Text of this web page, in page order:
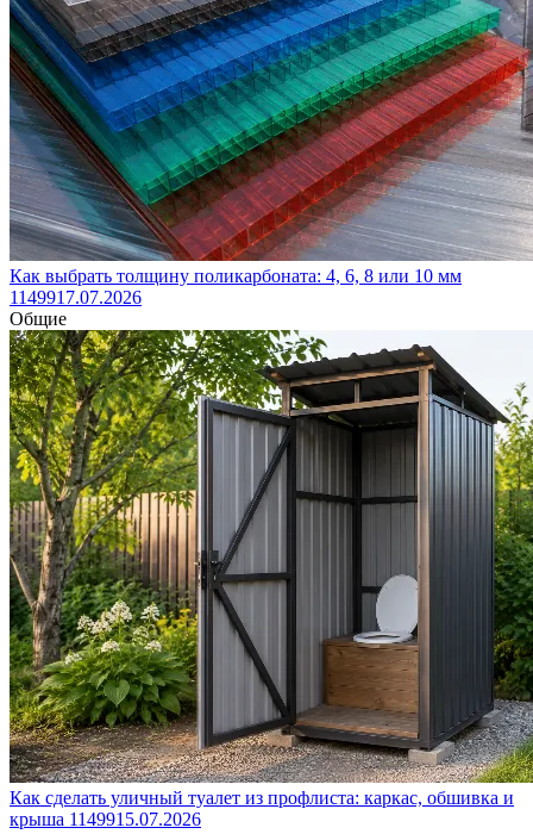
Как выбрать толщину поликарбоната: 4, 6, 8 или 10 мм
1149917.07.2026
Общие
Как сделать уличный туалет из профлиста: каркас, обшивка и
крыша 1149915.07.2026